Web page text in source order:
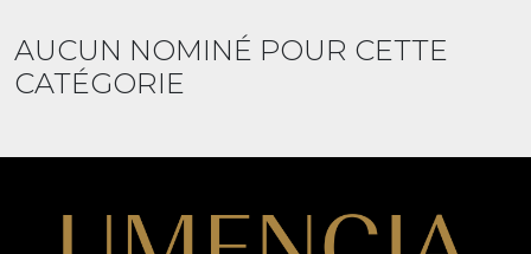
AUCUN NOMINÉ POUR CETTE
CATÉGORIE